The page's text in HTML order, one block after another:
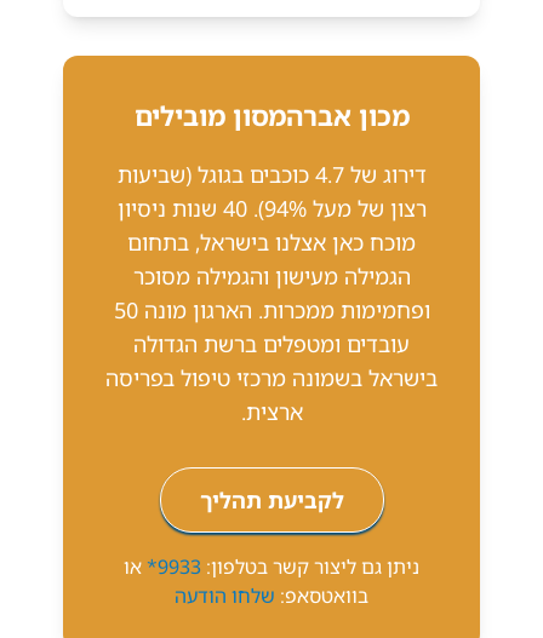
מכון אברהמסון מובילים
דירוג של 4.7 כוכבים בגוגל (שביעות
רצון של מעל 94%). 40 שנות ניסיון
מוכח כאן אצלנו בישראל, בתחום
הגמילה מעישון והגמילה מסוכר
ופחמימות ממכרות. הארגון מונה 50
עובדים ומטפלים ברשת הגדולה
בישראל בשמונה מרכזי טיפול בפריסה
ארצית.
לקביעת תהליך
ניתן גם ליצור קשר בטלפון: 9933* או
בוואטסאפ: שלחו הודעה